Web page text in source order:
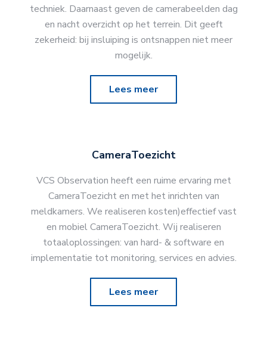
techniek. Daarnaast geven de camerabeelden dag
en nacht overzicht op het terrein. Dit geeft
zekerheid: bij insluiping is ontsnappen niet meer
mogelijk.
Lees meer
CameraToezicht
VCS Observation heeft een ruime ervaring met
CameraToezicht en met het inrichten van
meldkamers. We realiseren kosten)effectief vast
en mobiel CameraToezicht. Wij realiseren
totaaloplossingen: van hard- & software en
implementatie tot monitoring, services en advies.
Lees meer